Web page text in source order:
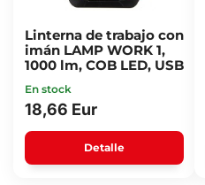
Linterna de trabajo con
imán LAMP WORK 1,
1000 lm, COB LED, USB
En stock
18,66 Eur
Detalle